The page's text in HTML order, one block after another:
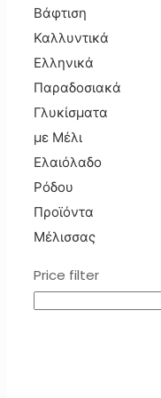
Βάφτιση
Καλλυντικά
Ελληνικά
Παραδοσιακά
Γλυκίσματα
με Μέλι
Ελαιόλαδο
Ρόδου
Προϊόντα
Μέλισσας
Price filter